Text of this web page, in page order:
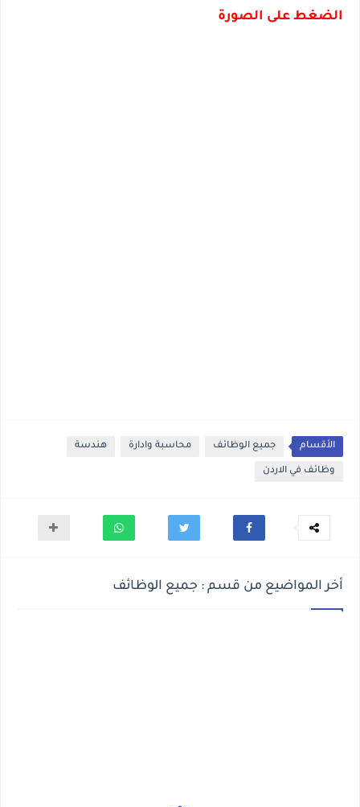
الضغط على الصورة
الأقسام جميع الوظائف محاسبة وادارة هندسة
وظائف في الاردن
أخر المواضيع من قسم : جميع الوظائف